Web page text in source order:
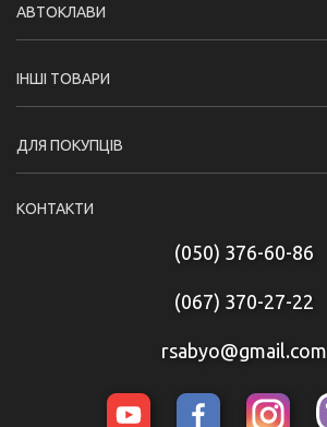
АВТОКЛАВИ
ІНШІ ТОВАРИ
ДЛЯ ПОКУПЦІВ
КОНТАКТИ
(050) 376-60-86
(067) 370-27-22
rsabyo@gmail.com